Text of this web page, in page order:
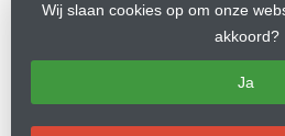
Wij slaan cookies op om onze
akkoord?
Ja